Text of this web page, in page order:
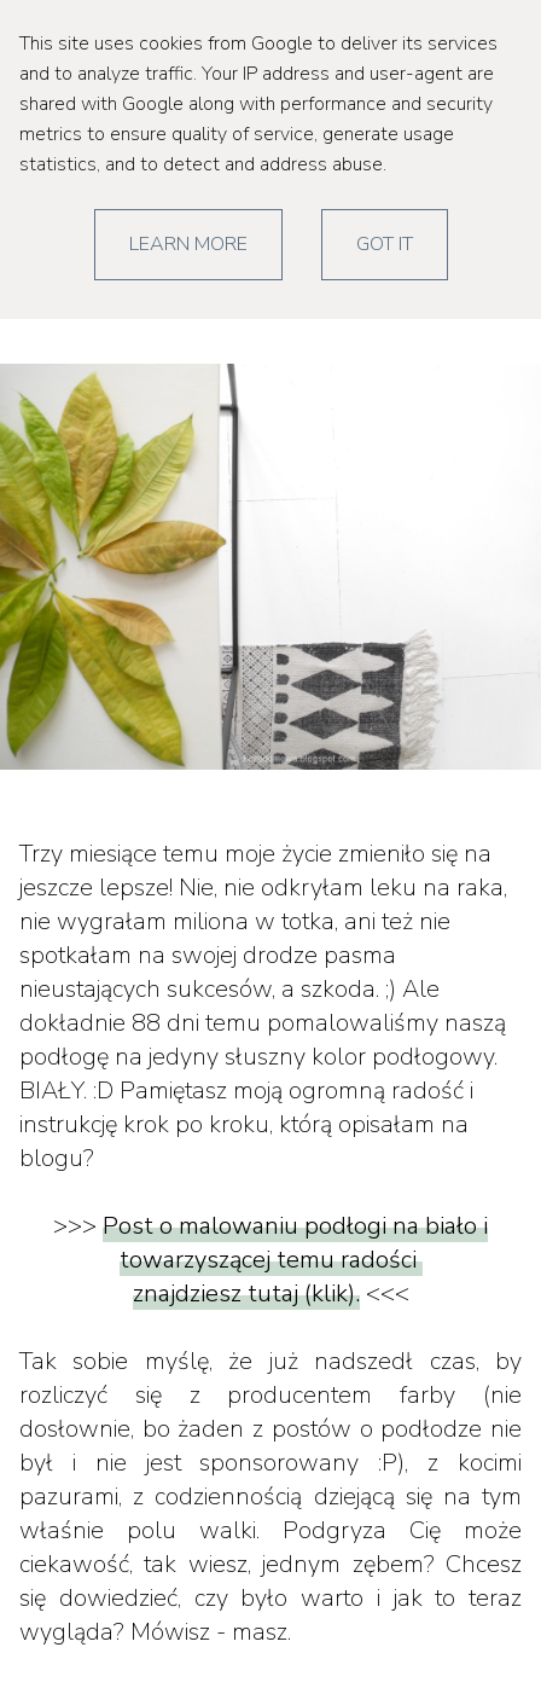
piątek, 14 października 2016
{w 88 dni dookoła białej
podłogi}
Trzy miesiące temu moje życie zmieniło się na
jeszcze lepsze! Nie, nie odkryłam leku na raka,
nie wygrałam miliona w totka, ani też nie
spotkałam na swojej drodze pasma
nieustających sukcesów, a szkoda. ;) Ale
dokładnie 88 dni temu pomalowaliśmy naszą
podłogę na jedyny słuszny kolor podłogowy.
BIAŁY. :D Pamiętasz moją ogromną radość i
instrukcję krok po kroku, którą opisałam na
blogu?
>>> Post o malowaniu podłogi na biało i
towarzyszącej temu radości
znajdziesz tutaj (klik).<<<
Tak sobie myślę, że już nadszedł czas, by
rozliczyć się z producentem farby (nie
dosłownie, bo żaden z postów o podłodze nie
był i nie jest sponsorowany :P), z kocimi
pazurami, z codziennością dziejącą się na tym
właśnie polu walki. Podgryza Cię może
ciekawość, tak wiesz, jednym zębem? Chcesz
się dowiedzieć, czy było warto i jak to teraz
wygląda? Mówisz - masz.
This site uses cookies from Google to deliver its services
and to analyze traffic. Your IP address and user-agent are
shared with Google along with performance and security
metrics to ensure quality of service, generate usage
statistics, and to detect and address abuse.
LEARN MORE GOT IT